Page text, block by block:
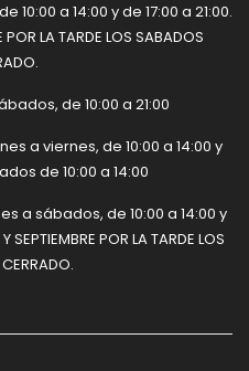
10:00 a 14:00 y de 17:00 a 21:00.
POR LA TARDE LOS SABADOS
de 10:00 a 21:00
a viernes, de 10:00 a 14:00 y
de 10:00 a 14:00
a sábados, de 10:00 a 14:00 y
POR LA TARDE LOS